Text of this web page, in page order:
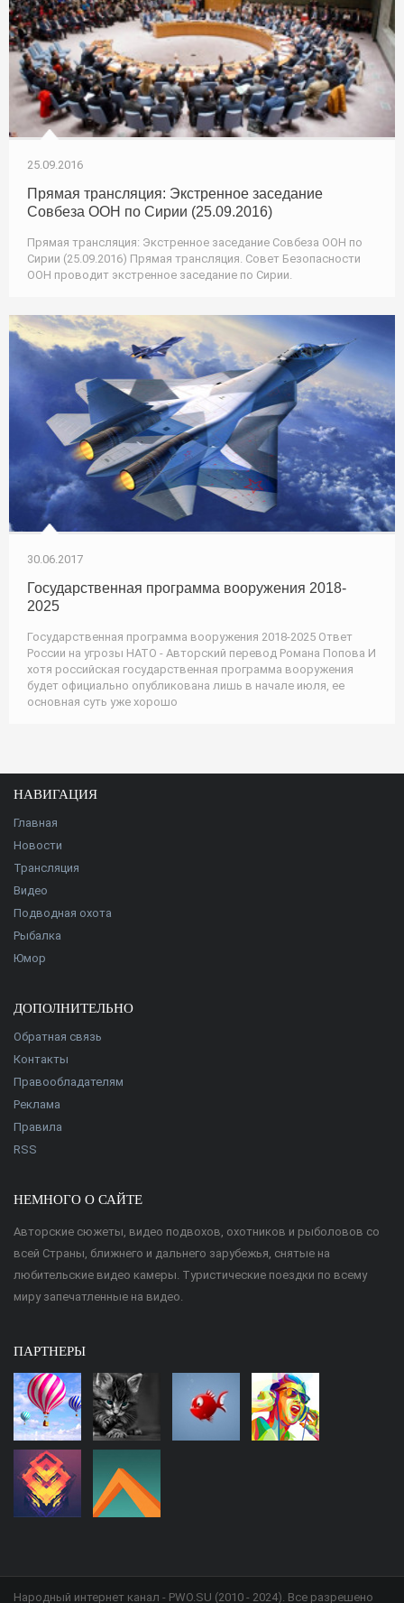
25.09.2016
Прямая трансляция: Экстренное заседание
Совбеза ООН по Сирии (25.09.2016)
Прямая трансляция: Экстренное заседание Совбеза ООН по
Сирии (25.09.2016) Прямая трансляция. Совет Безопасности
ООН проводит экстренное заседание по Сирии.
30.06.2017
Государственная программа вооружения 2018-
2025
Государственная программа вооружения 2018-2025 Ответ
России на угрозы НАТО - Авторский перевод Романа Попова И
хотя российская государственная программа вооружения
будет официально опубликована лишь в начале июля, ее
основная суть уже хорошо
НАВИГАЦИЯ
Главная
Новости
Трансляция
Видео
Подводная охота
Рыбалка
Юмор
ДОПОЛНИТЕЛЬНО
Обратная связь
Контакты
Правообладателям
Реклама
Правила
RSS
НЕМНОГО О САЙТЕ
Авторские сюжеты, видео подвохов, охотников и рыболовов со
всей Страны, ближнего и дальнего зарубежья, снятые на
любительские видео камеры. Туристические поездки по всему
миру запечатленные на видео.
ПАРТНЕРЫ
Народный интернет канал - PWO.SU (2010 - 2024). Все разрешено